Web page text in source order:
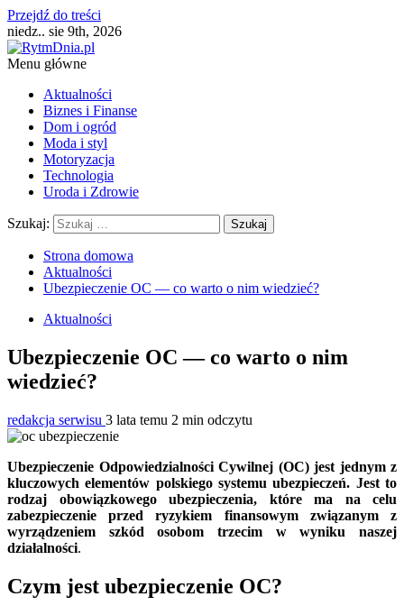
Przejdź do treści
niedz.. sie 9th, 2026
Menu główne
Aktualności
Biznes i Finanse
Dom i ogród
Moda i styl
Motoryzacja
Technologia
Uroda i Zdrowie
Szukaj:
Strona domowa
Aktualności
Ubezpieczenie OC — co warto o nim wiedzieć?
Aktualności
Ubezpieczenie OC — co warto o nim
wiedzieć?
redakcja serwisu 3 lata temu 2 min odczytu
Ubezpieczenie Odpowiedzialności Cywilnej (OC) jest jednym z
kluczowych elementów polskiego systemu ubezpieczeń. Jest to
rodzaj obowiązkowego ubezpieczenia, które ma na celu
zabezpieczenie przed ryzykiem finansowym związanym z
wyrządzeniem szkód osobom trzecim w wyniku naszej
działalności.
Czym jest ubezpieczenie OC?